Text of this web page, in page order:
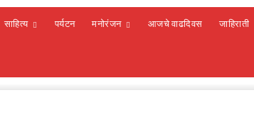
साहित्य पर्यटन मनोरंजन आजचे वाढदिवस जाहिराती